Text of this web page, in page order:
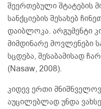
შეერთებული შტატების
სანქციების შესახებ
დაიბლოკა. არგუმენტი
მიმდინარე მოვლენები
სცდება, შესაბამისად
(Nasaw, 2008).
კიდევ ერთი
აუცილებლად უნდა